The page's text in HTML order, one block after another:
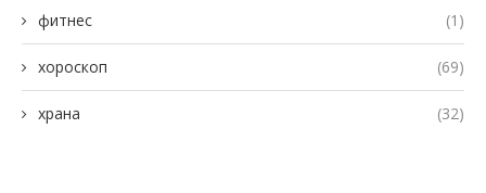
фитнес (1)
хороскоп (69)
храна (32)